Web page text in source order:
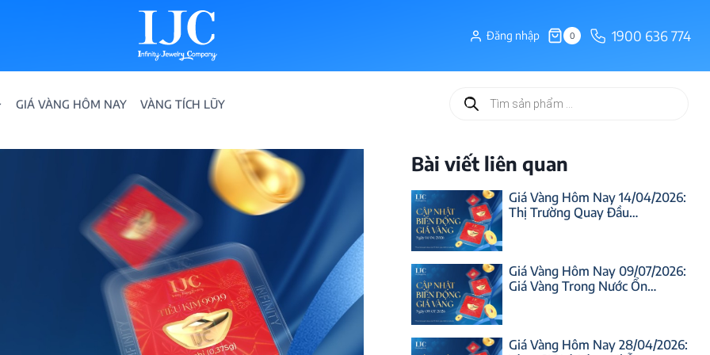
Đăng nhập 0 1900 636 774
GIÁ VÀNG HÔM NAY VÀNG TÍCH LŨY
Tìm
kiếm
Bài viết liên quan
Giá Vàng Hôm Nay 14/04/2026:
Thị Trường Quay Đầu…
Giá Vàng Hôm Nay 09/07/2026:
Giá Vàng Trong Nước Ổn…
Giá Vàng Hôm Nay 28/04/2026: